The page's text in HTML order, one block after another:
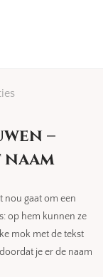
–
nou gaat om een
op hem kunnen ze
mok met de tekst
je er de naam